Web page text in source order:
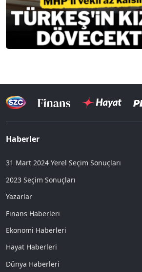
Haberler
31 Mart 2024 Yerel Seçim Sonuçları
2023 Seçim Sonuçları
Yazarlar
Finans Haberleri
Ekonomi Haberleri
Hayat Haberleri
Dünya Haberleri